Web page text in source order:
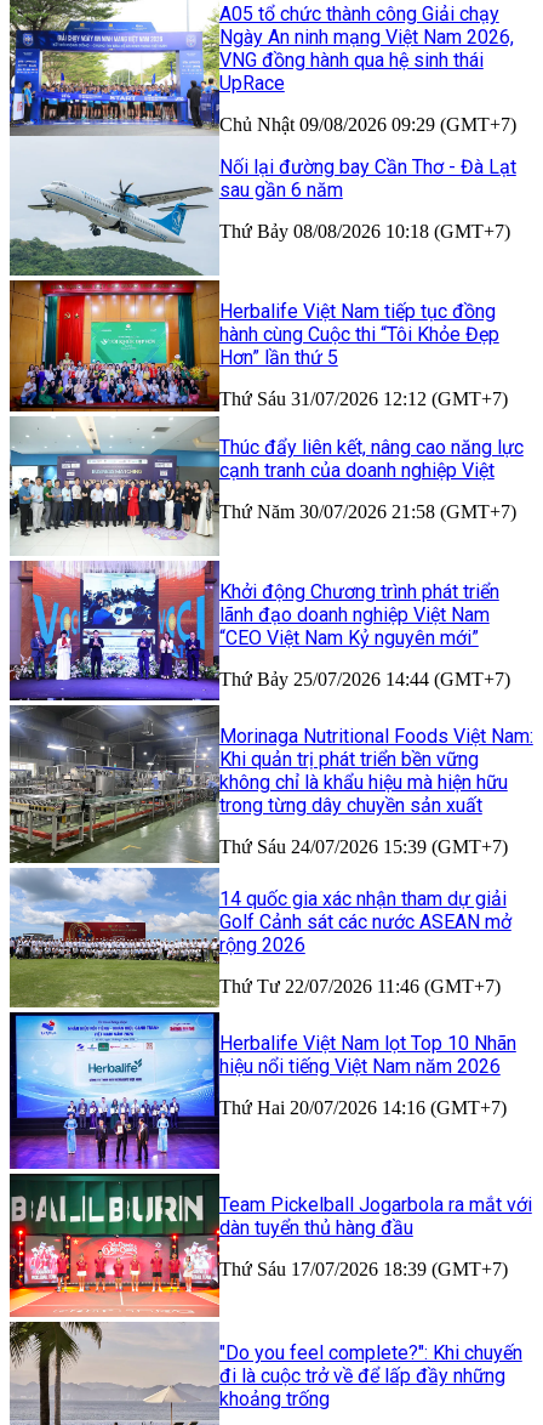
A05 tổ chức thành công Giải chạy
Ngày An ninh mạng Việt Nam 2026,
VNG đồng hành qua hệ sinh thái
UpRace
Chủ Nhật 09/08/2026 09:29 (GMT+7)
Nối lại đường bay Cần Thơ - Đà Lạt
sau gần 6 năm
Thứ Bảy 08/08/2026 10:18 (GMT+7)
Herbalife Việt Nam tiếp tục đồng
hành cùng Cuộc thi “Tôi Khỏe Đẹp
Hơn” lần thứ 5
Thứ Sáu 31/07/2026 12:12 (GMT+7)
Thúc đẩy liên kết, nâng cao năng lực
cạnh tranh của doanh nghiệp Việt
Thứ Năm 30/07/2026 21:58 (GMT+7)
Khởi động Chương trình phát triển
lãnh đạo doanh nghiệp Việt Nam
“CEO Việt Nam Kỷ nguyên mới”
Thứ Bảy 25/07/2026 14:44 (GMT+7)
Morinaga Nutritional Foods Việt Nam:
Khi quản trị phát triển bền vững
không chỉ là khẩu hiệu mà hiện hữu
trong từng dây chuyền sản xuất
Thứ Sáu 24/07/2026 15:39 (GMT+7)
14 quốc gia xác nhận tham dự giải
Golf Cảnh sát các nước ASEAN mở
rộng 2026
Thứ Tư 22/07/2026 11:46 (GMT+7)
Herbalife Việt Nam lọt Top 10 Nhãn
hiệu nổi tiếng Việt Nam năm 2026
Thứ Hai 20/07/2026 14:16 (GMT+7)
Team Pickelball Jogarbola ra mắt với
dàn tuyển thủ hàng đầu
Thứ Sáu 17/07/2026 18:39 (GMT+7)
"Do you feel complete?": Khi chuyến
đi là cuộc trở về để lấp đầy những
khoảng trống